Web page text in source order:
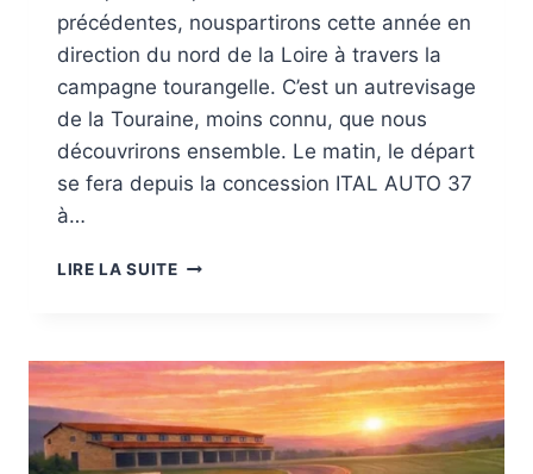
précédentes, nouspartirons cette année en
direction du nord de la Loire à travers la
campagne tourangelle. C’est un autrevisage
de la Touraine, moins connu, que nous
découvrirons ensemble. Le matin, le départ
se fera depuis la concession ITAL AUTO 37
à…
LIRE LA SUITESORTIE
30
MAI
2026